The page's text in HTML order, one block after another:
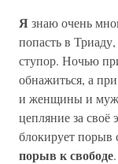
Язнаю очень
попасть в
ступор. Ночью
обнажиться, а
и женщины и
цепляние за своё
блокирует порыв
порыв к свободе